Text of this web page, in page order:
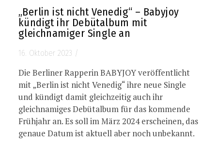
„Berlin ist nicht Venedig“ – Babyjoy
kündigt ihr Debütalbum mit
gleichnamiger Single an
16. Oktober 2023 /
Die Berliner Rapperin BABYJOY veröffentlicht
mit „Berlin ist nicht Venedig“ ihre neue Single
und kündigt damit gleichzeitig auch ihr
gleichnamiges Debütalbum für das kommende
Frühjahr an. Es soll im März 2024 erscheinen, das
genaue Datum ist aktuell aber noch unbekannt.